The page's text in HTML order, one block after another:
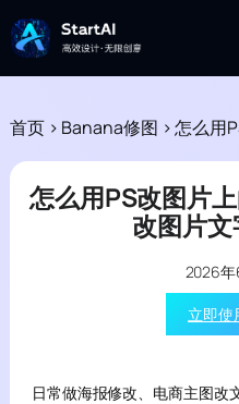
首页 > Banana修图 > 怎么用PS改
怎么用PS改图片
改图片
2026
立即使
日常做海报修改、电商主图改